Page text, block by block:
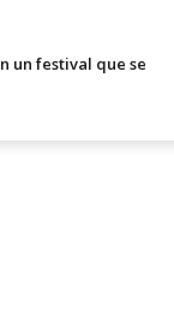
un festival que se